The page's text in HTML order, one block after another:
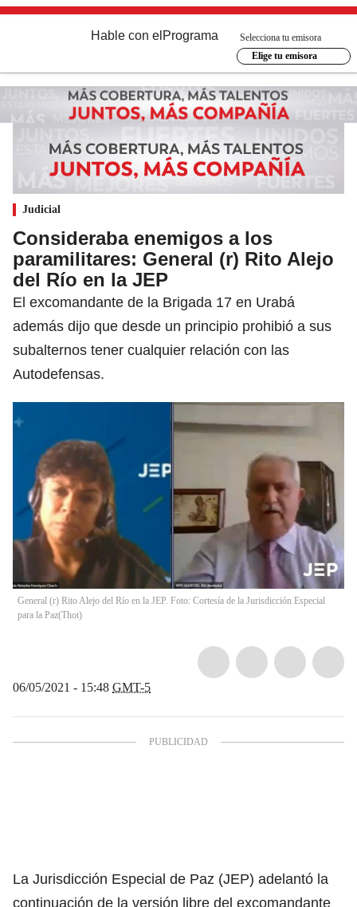
Hable con el Programa
Selecciona tu emisora
Elige tu emisora
Judicial
Consideraba enemigos a los
paramilitares: General (r) Rito Alejo
del Río en la JEP
El excomandante de la Brigada 17 en Urabá
además dijo que desde un principio prohibió a sus
subalternos tener cualquier relación con las
Autodefensas.
General (r) Rito Alejo del Río en la JEP. Foto: Cortesía de la Jurisdicción Especial
para la Paz(Thot)
06/05/2021 - 15:48 GMT-5
La Jurisdicción Especial de Paz (JEP) adelantó la
continuación de la versión libre del excomandante